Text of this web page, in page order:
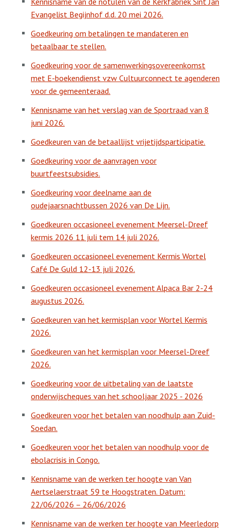
Evangelist Begijnhof d.d. 20 mei 2026.
Goedkeuring om betalingen te mandateren en
betaalbaar te stellen.
Goedkeuring voor de samenwerkingsovereenkomst
met E-boekendienst vzw Cultuurconnect te agenderen
voor de gemeenteraad.
Kennisname van het verslag van de Sportraad van 8
juni 2026.
Goedkeuren van de betaallijst vrijetijdsparticipatie.
Goedkeuring voor de aanvragen voor
buurtfeestsubsidies.
Goedkeuring voor deelname aan de
oudejaarsnachtbussen 2026 van De Lijn.
Goedkeuren occasioneel evenement Meersel-Dreef
kermis 2026 11 juli tem 14 juli 2026.
Goedkeuren occasioneel evenement Kermis Wortel
Café De Guld 12-13 juli 2026.
Goedkeuren occasioneel evenement Alpaca Bar 2-24
augustus 2026.
Goedkeuren van het kermisplan voor Wortel Kermis
2026.
Goedkeuren van het kermisplan voor Meersel-Dreef
2026.
Goedkeuring voor de uitbetaling van de laatste
onderwijscheques van het schooljaar 2025 - 2026
Goedkeuren voor het betalen van noodhulp aan Zuid-
Soedan.
Goedkeuren voor het betalen van noodhulp voor de
ebolacrisis in Congo.
Kennisname van de werken ter hoogte van Van
Aertselaerstraat 59 te Hoogstraten. Datum:
22/06/2026 – 26/06/2026
Kennisname van de werken ter hoogte van Meerledorp